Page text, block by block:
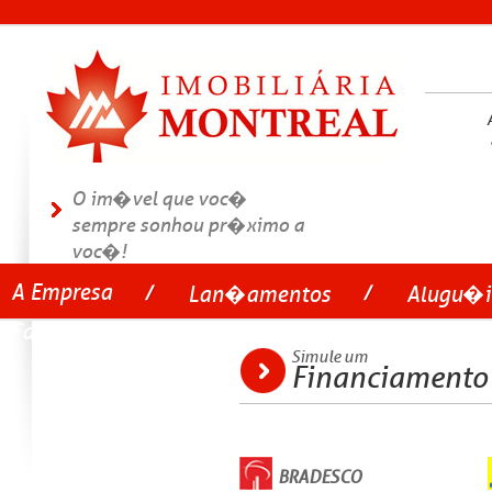
O im�vel que voc�
sempre sonhou pr�ximo a
voc�!
A Empresa Lan�amentos
Fale conosco
Simule um
Financiamento
BRADESCO